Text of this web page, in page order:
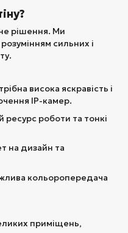
рішення. Ми
сильних і
висока яскравість і
IP-камер.
роботи та тонкі
на дизайн та
кольоропередача
приміщень,